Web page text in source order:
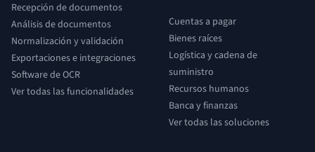
Recepción de documentos
Análisis de documentos
Normalización y validación
Exportaciones e integraciones
Software de OCR
Ver todas las funcionalidades
Cuentas a pagar
Bienes raíces
Logística y cadena de
suministro
Recursos humanos
Banca y finanzas
Ver todas las soluciones